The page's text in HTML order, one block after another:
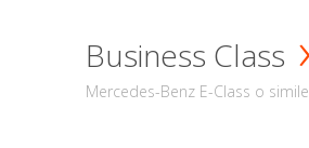
Business Class
Mercedes-Benz E-Class o simile